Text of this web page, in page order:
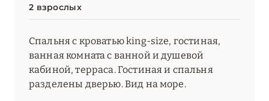
2 взрослых
Спальня с кроватью king-size, гостиная,
ванная комната с ванной и душевой
кабиной, терраса. Гостиная и спальня
разделены дверью. Вид на море.